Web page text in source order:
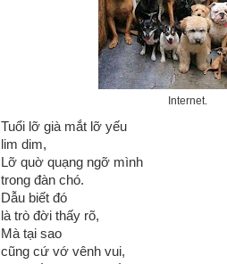
Internet.
Tuổi lỡ già mắt lỡ yếu
lim dim,
Lỡ quờ quạng ngỡ mình
trong đàn chó.
Dẫu biết đó
là trò đời thấy rõ,
Mà tại sao
cũng cứ vớ vênh vui,